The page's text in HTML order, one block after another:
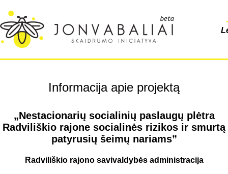
Informacija apie projektą
„Nestacionarių socialinių paslaugų plėtra
Radviliškio rajone socialinės rizikos ir smurtą
patyrusių šeimų nariams”
Radviliškio rajono savivaldybės administracija